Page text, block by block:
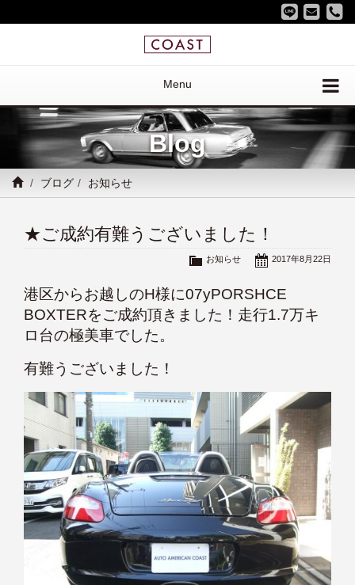
Menu
Blog
ブログ お知らせ
★ご成約有難うございました！
2017年8月22日
お知らせ
港区からお越しのH様に07yPORSHCE
BOXTERをご成約頂きました！走行1.7万キ
ロ台の極美車でした。
有難うございました！